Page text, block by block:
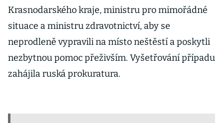
Krasnodarského kraje, ministru pro mimořádné
situace a ministru zdravotnictví, aby se
neprodleně vypravili na místo neštěstí a poskytli
nezbytnou pomoc přeživším. Vyšetřování případu
zahájila ruská prokuratura.